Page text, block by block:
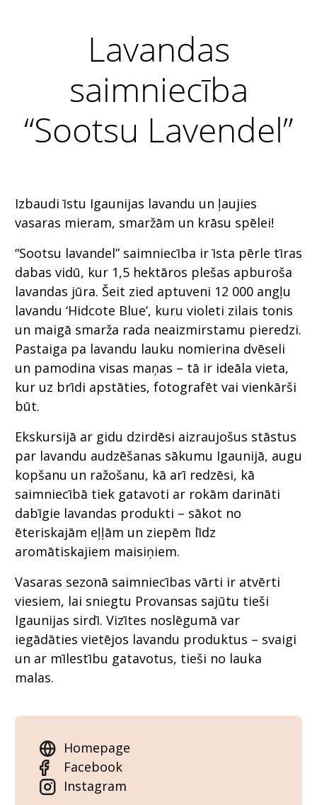
Lavandas
saimniecība
“Sootsu Lavendel”
Izbaudi īstu Igaunijas lavandu un ļaujies
vasaras mieram, smaržām un krāsu spēlei!
“Sootsu lavandel” saimniecība ir īsta pērle tīras
dabas vidū, kur 1,5 hektāros plešas apburoša
lavandas jūra. Šeit zied aptuveni 12 000 angļu
lavandu ‘Hidcote Blue’, kuru violeti zilais tonis
un maigā smarža rada neaizmirstamu pieredzi.
Pastaiga pa lavandu lauku nomierina dvēseli
un pamodina visas maņas – tā ir ideāla vieta,
kur uz brīdi apstāties, fotografēt vai vienkārši
būt.
Ekskursijā ar gidu dzirdēsi aizraujošus stāstus
par lavandu audzēšanas sākumu Igaunijā, augu
kopšanu un ražošanu, kā arī redzēsi, kā
saimniecībā tiek gatavoti ar rokām darināti
dabīgie lavandas produkti – sākot no
ēteriskajām eļļām un ziepēm līdz
aromātiskajiem maisiņiem.
Vasaras sezonā saimniecības vārti ir atvērti
viesiem, lai sniegtu Provansas sajūtu tieši
Igaunijas sirdī. Vizītes noslēgumā var
iegādāties vietējos lavandu produktus – svaigi
un ar mīlestību gatavotus, tieši no lauka
malas.
Homepage
Facebook
Instagram